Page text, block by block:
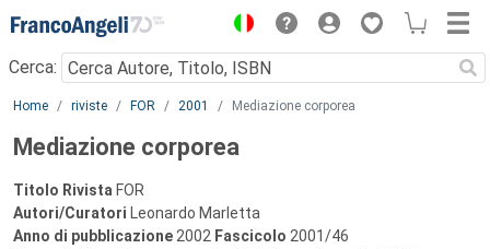
Menu
Cerca:
Main content
Home riviste FOR 2001 Mediazione corporea
Mediazione corporea
Titolo Rivista FOR
Autori/Curatori Leonardo Marletta
Anno di pubblicazione 2002 Fascicolo 2001/46